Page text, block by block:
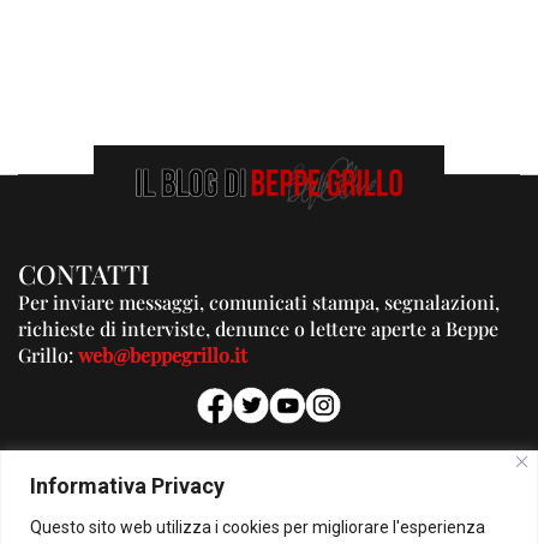
Informativa Privacy
Questo sito web utilizza i cookies per migliorare l'esperienza
CONTATTI
Per inviare messaggi, comunicati stampa, segnalazioni,
richieste di interviste, denunce o lettere aperte a Beppe
Grillo:web@beppegrillo.it
PUBBLICITA'
Per la tua pubblicità su questo Blog:
pubblicita@beppegrillo.it